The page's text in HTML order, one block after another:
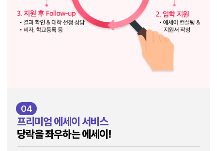
04
프리미엄 에세이 서비스
당락을 좌우하는 에세이!